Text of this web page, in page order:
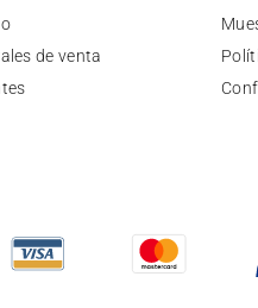
de venta